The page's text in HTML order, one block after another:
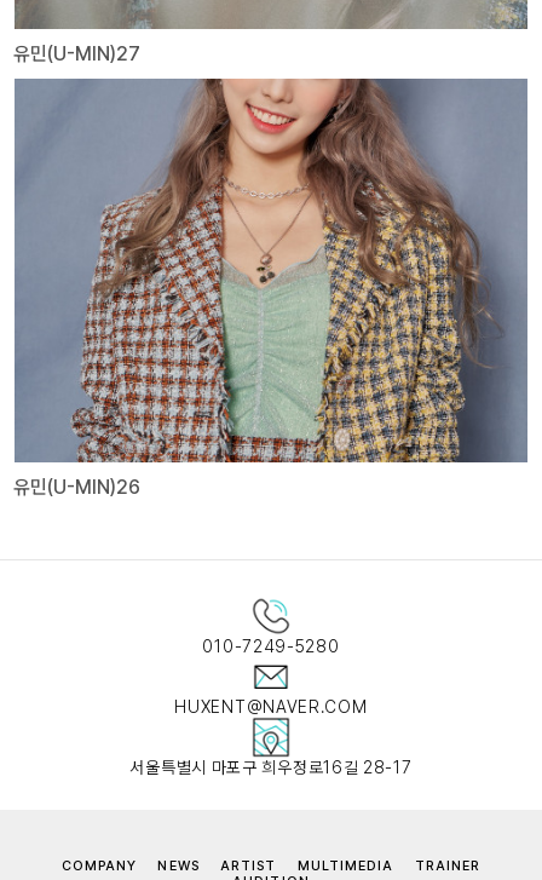
유민(U-MIN)27
유민(U-MIN)26
010-7249-5280
HUXENT@NAVER.COM
서울특별시 마포구 희우정로16길 28-17
COMPANY NEWS ARTIST MULTIMEDIA
TRAINER